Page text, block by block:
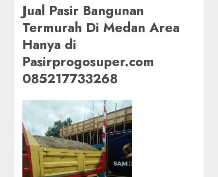
Jual Pasir Bangunan
Termurah Di Medan Area
Hanya di
Pasirprogosuper.com
085217733268